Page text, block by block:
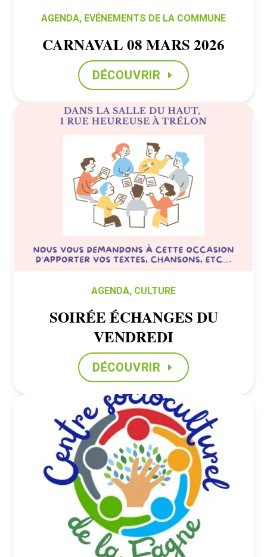
AGENDA, EVÉNEMENTS DE LA COMMUNE
CARNAVAL 08 MARS 2026
DÉCOUVRIR
AGENDA, CULTURE
SOIRÉE ÉCHANGES DU
VENDREDI
DÉCOUVRIR